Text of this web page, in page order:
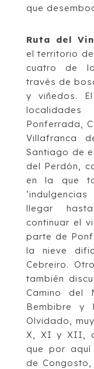
que
Ruta del
el territorio
cuatro de
través de
y viñedos.
Ponferrada,
Villafranca
Santiago de
del Perdón,
en la que
llegar
continuar el
parte de
la nieve
Cebreiro.O
también
Camino del
Bembibre y
Olvidado,
X
XI y XII,
que por aquí
de